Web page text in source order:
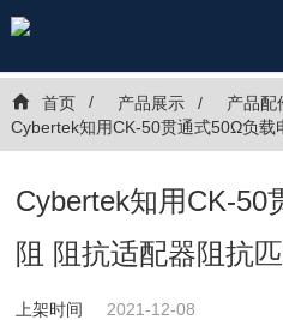
首页 产品展示
产品配
Cybertek知用CK-50贯通式50Ω负载
Cybertek知用CK-50
阻 阻抗适配器阻抗
上架时间 2021-12-08